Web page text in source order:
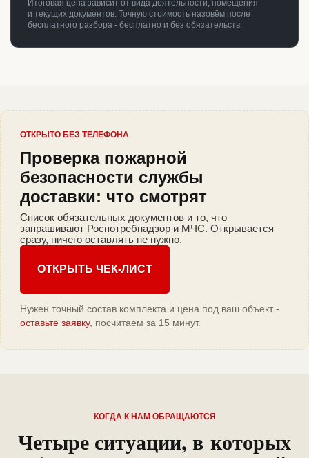
Итоговая цена зависит от вида деятельности, помещения
и текущих документов. Точную стоимость назовём после
бесплатного разбора - бесплатно и без обязательств.
ОТКРЫТО БЕЗ ТЕЛЕФОНА
Проверка пожарной
безопасности службы
доставки: что смотрят
Список обязательных документов и то, что
запрашивают Роспотребнадзор и МЧС. Открывается
сразу, ничего оставлять не нужно.
ОТКРЫТЬ ЧЕК-ЛИСТ
Нужен точный состав комплекта и цена под ваш объект -
оставьте заявку, посчитаем за 15 минут.
КОГДА К НАМ ОБРАЩАЮТСЯ
Четыре ситуации, в которых